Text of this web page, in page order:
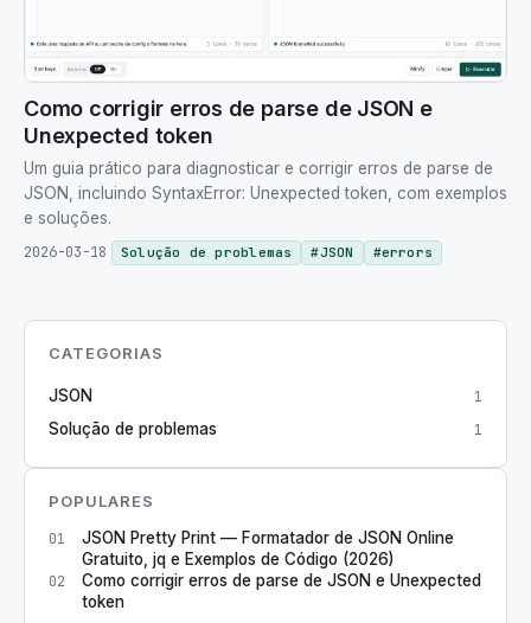
Como corrigir erros de parse de JSON e
Unexpected token
Um guia prático para diagnosticar e corrigir erros de parse de
JSON, incluindo SyntaxError: Unexpected token, com exemplos
e soluções.
2026-03-18
Solução de problemas #JSON #errors
CATEGORIAS
JSON 1
Solução de problemas 1
POPULARES
01
JSON Pretty Print — Formatador de JSON Online
Gratuito, jq e Exemplos de Código (2026)
02
Como corrigir erros de parse de JSON e Unexpected
token